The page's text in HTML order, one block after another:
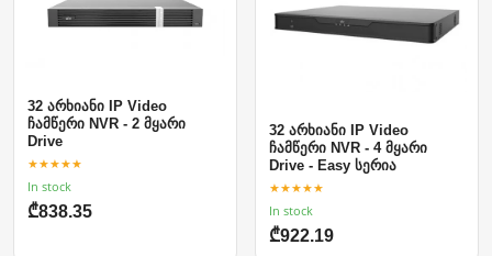
32 არხიანი IP Video
ჩამწერი NVR - 2 მყარი
Drive
★★★★★
In stock
₾838.35
32 არხიანი IP Video
ჩამწერი NVR - 4 მყარი
Drive - Easy სერია
★★★★★
In stock
₾922.19